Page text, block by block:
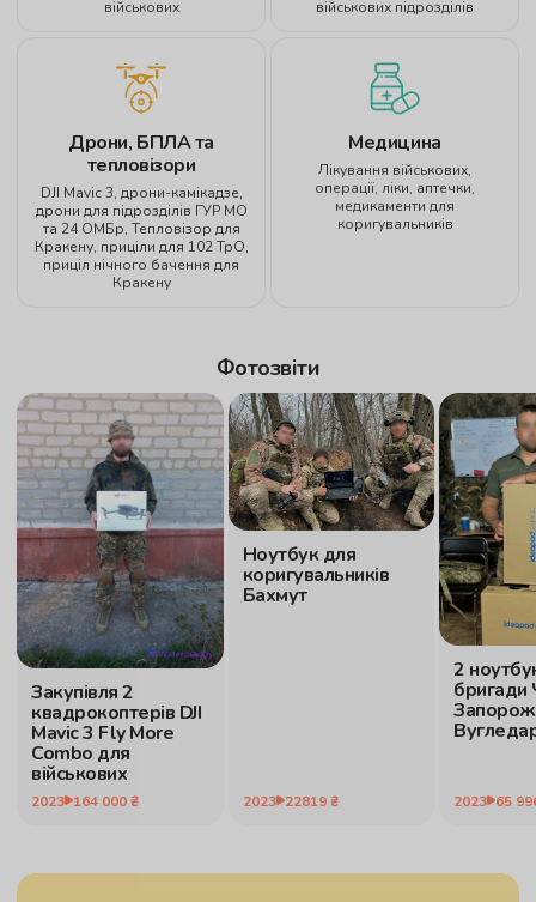
військових
військових підрозділів
Дрони, БПЛА та
тепловізори
DJI Mavic 3, дрони-камікадзе,
дрони для підрозділів ГУР МО
та 24 ОМБр, Тепловізор для
Кракену, приціли для 102 ТрО,
приціл нічного бачення для
Кракену
Медицина
Лікування військових,
операції, ліки, аптечки,
медикаменти для
коригувальників
Фотозвіти
Закупівля 2
квадрокоптерів DJI
Mavic 3 Fly More
Combo для
військових
2023 164 000 ₴
Ноутбук для
коригувальників
Бахмут
2023 22819 ₴
2
бригади
2023 65